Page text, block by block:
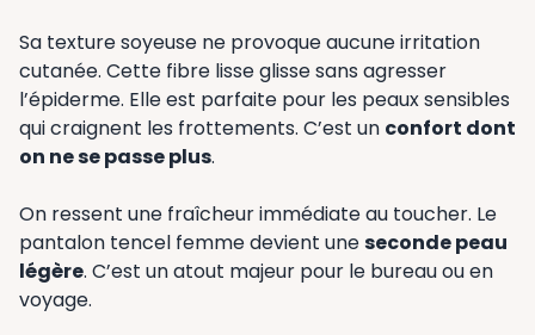
Sa texture soyeuse ne provoque aucune irritation
cutanée. Cette fibre lisse glisse sans agresser
l’épiderme. Elle est parfaite pour les peaux sensibles
qui craignent les frottements. C’est un confort dont
on ne se passe plus.
On ressent une fraîcheur immédiate au toucher. Le
pantalon tencel femme devient uneseconde peau
légère. C’est un atout majeur pour le bureau ou en
voyage.